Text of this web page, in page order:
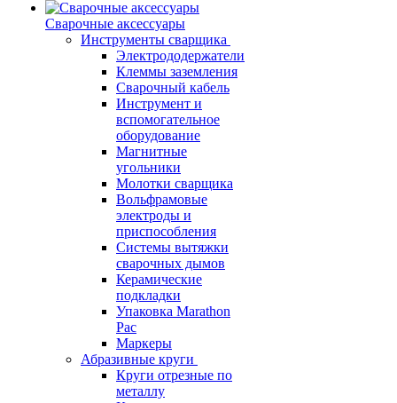
Сварочные аксессуары
Инструменты сварщика
Электрододержатели
Клеммы заземления
Сварочный кабель
Инструмент и
вспомогательное
оборудование
Магнитные
угольники
Молотки сварщика
Вольфрамовые
электроды и
приспособления
Системы вытяжки
сварочных дымов
Керамические
подкладки
Упаковка Marathon
Pac
Маркеры
Абразивные круги
Круги отрезные по
металлу